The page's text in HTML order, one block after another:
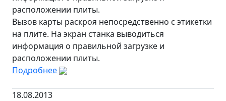
расположении плиты.
Вызов карты раскроя непосредственно с этикетки
на плите. На экран станка выводиться
информация о правильной загрузке и
расположении плиты.
Подробнее
18.08.2013